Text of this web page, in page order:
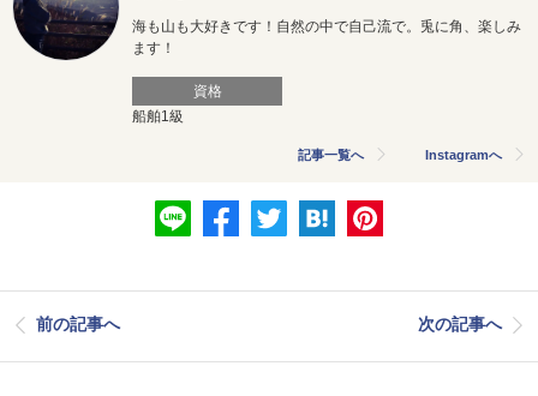
海も山も大好きです！自然の中で自己流で。兎に角、楽しみ
ます！
資格
船舶1級
記事一覧へ Instagramへ
前の記事へ 次の記事へ